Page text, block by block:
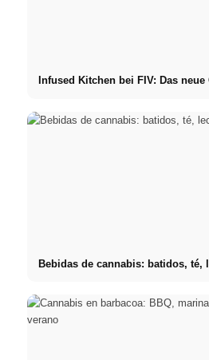
Infused Kitchen bei FIV: Das
Bebidas de cannabis: batidos, té,